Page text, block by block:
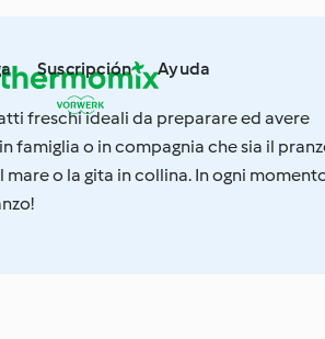
Suscripción Ayuda
freschi ideali da preparare ed avere
famiglia o in compagnia che sia il
o la gita in collina. In ogni